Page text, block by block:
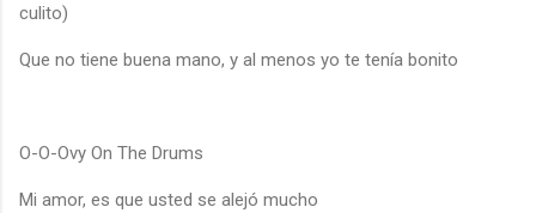
culito)
Que no tiene buena mano, y al menos yo te tenía bonito
O-O-Ovy On The Drums
Mi amor, es que usted se alejó mucho